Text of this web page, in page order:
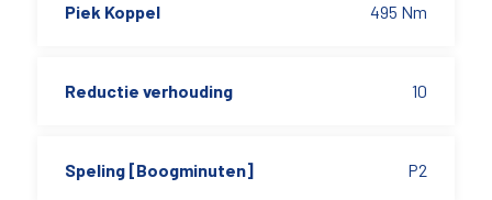
Piek Koppel 495 Nm
Reductie verhouding 10
Speling [Boogminuten] P2